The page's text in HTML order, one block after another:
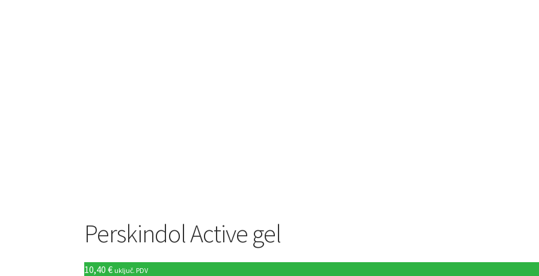
Perskindol Active gel
10,40€ uključ. PDV